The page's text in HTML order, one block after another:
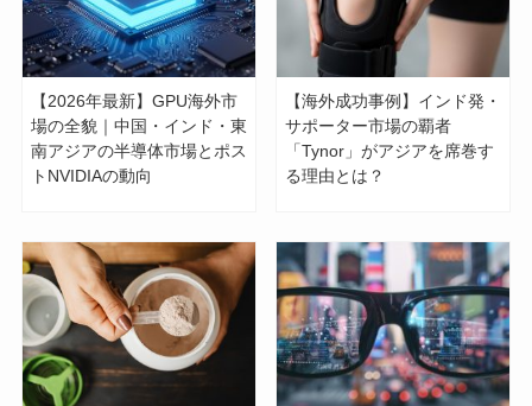
【2026年最新】GPU海外市
場の全貌｜中国・インド・東
南アジアの半導体市場とポス
トNVIDIAの動向
【海外成功事例】インド発・
サポーター市場の覇者
「Tynor」がアジアを席巻す
る理由とは？